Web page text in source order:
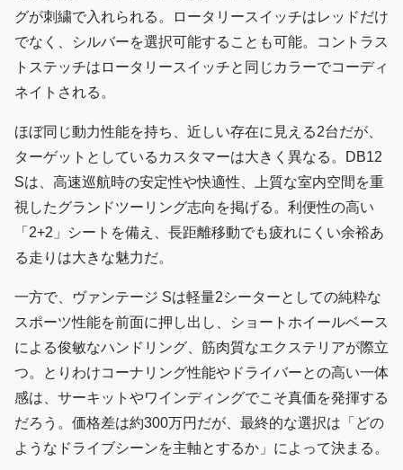
グが刺繍で入れられる。ロータリースイッチはレッドだけ
でなく、シルバーを選択可能することも可能。コントラス
トステッチはロータリースイッチと同じカラーでコーディ
ネイトされる。
ほぼ同じ動力性能を持ち、近しい存在に見える2台だが、
ターゲットとしているカスタマーは大きく異なる。DB12
Sは、高速巡航時の安定性や快適性、上質な室内空間を重
視したグランドツーリング志向を掲げる。利便性の高い
「2+2」シートを備え、長距離移動でも疲れにくい余裕あ
る走りは大きな魅力だ。
一方で、ヴァンテージ Sは軽量2シーターとしての純粋な
スポーツ性能を前面に押し出し、ショートホイールベース
による俊敏なハンドリング、筋肉質なエクステリアが際立
つ。とりわけコーナリング性能やドライバーとの高い一体
感は、サーキットやワインディングでこそ真価を発揮する
だろう。価格差は約300万円だが、最終的な選択は「どの
ようなドライブシーンを主軸とするか」によって決まる。